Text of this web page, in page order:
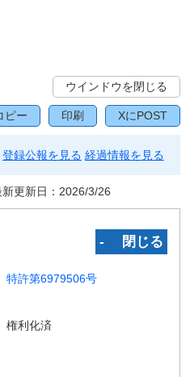
ウインドウを閉じる
ピー 印刷 XにPOST
登録公報を見る 経過情報を見る
更新日： 2026/3/26
‐ 閉じる
特許第6979506号
権利化済